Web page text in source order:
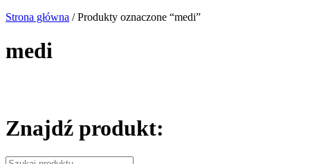
Strona główna / Produkty oznaczone “medi”
medi
Znajdź produkt: